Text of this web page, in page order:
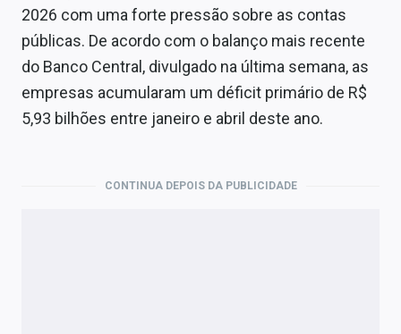
Finanças Pessoais
Mercados
Economia
2026 com uma forte pressão sobre as contas
públicas. De acordo com o balanço mais recente
do Banco Central, divulgado na última semana, as
empresas acumularam um déficit primário de R$
5,93 bilhões entre janeiro e abril deste ano.
CONTINUA DEPOIS DA PUBLICIDADE